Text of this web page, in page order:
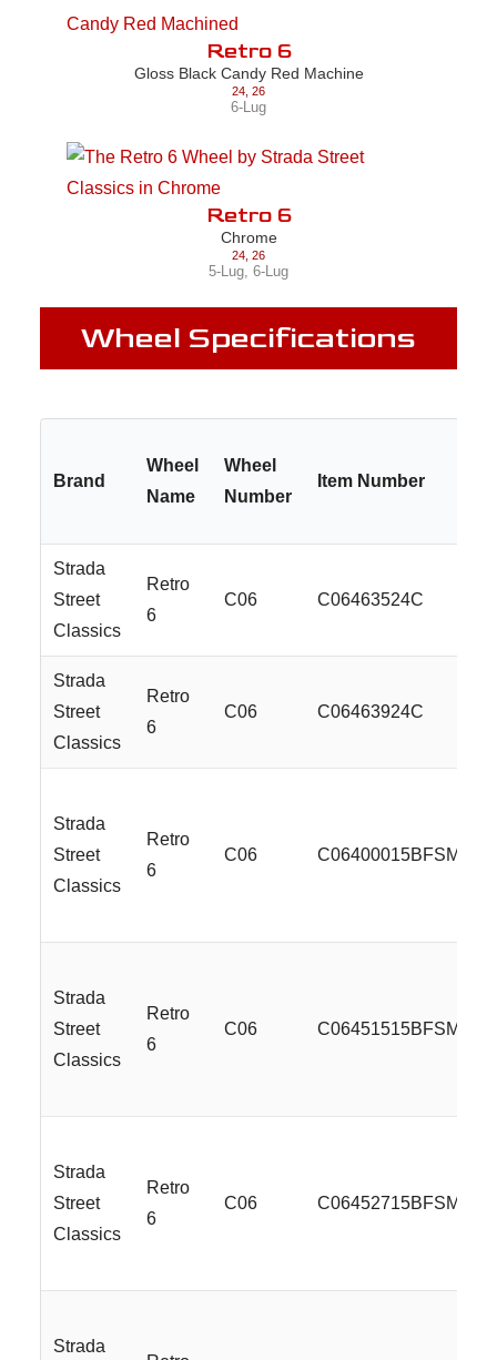
Retro 6
Gloss Black Candy Red Machine
24 26
6-Lug
Retro 6
Chrome
24 26
5-Lug 6-Lug
Wheel Specifications
Brand
Wheel
Name
Wheel
Number
Item Number
Strada
Street
Classics
Retro
6
C06 C06463524C
Strada
Street
Classics
Retro
6
C06 C06463924C
Strada
Street
Classics
Retro
6
C06 C06400015BFSMLSS
Strada
Street
Classics
Retro
6
C06 C06451515BFSMLSS
Strada
Street
Classics
Retro
6
C06 C06452715BFSMLSS
Strada